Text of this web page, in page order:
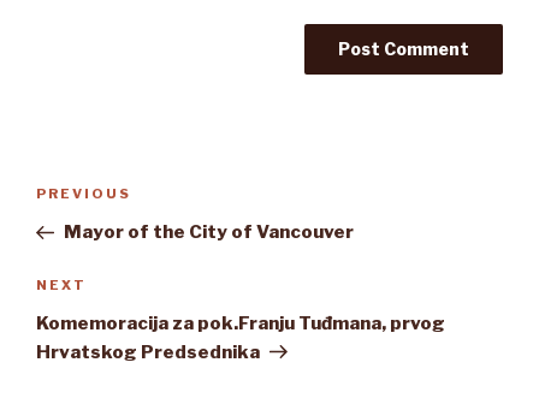
Previous
Post
PREVIOUS
Mayor of the City of Vancouver
Next
Post
NEXT
Komemoracija za pok.Franju Tuđmana, prvog
Hrvatskog Predsednika